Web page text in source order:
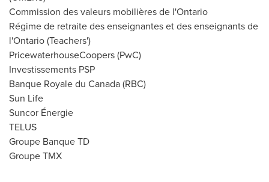
Commission des valeurs mobilières de l'Ontario
Régime de retraite des enseignantes et des enseignants de
l'Ontario(Teachers')
PricewaterhouseCoopers (PwC)
Investissements PSP
Banque Royale du Canada (RBC)
Sun Life
Suncor Énergie
TELUS
Groupe Banque TD
Groupe TMX